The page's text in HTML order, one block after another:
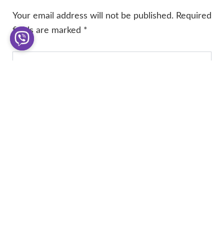
Your email address will not be published. Required
fields are marked *